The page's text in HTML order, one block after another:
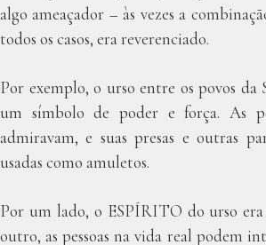
algo ameaçador – às vezes a
todos os casos, era reverenciado.
Por exemplo, o urso entre os povos da
um símbolo de poder e força. As
admiravam, e suas presas e outras
usadas como amuletos.
Por um lado, o ESPÍRITO do urso
outro, as pessoas na vida real podem